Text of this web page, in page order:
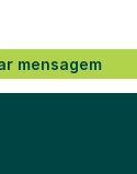
mensagem